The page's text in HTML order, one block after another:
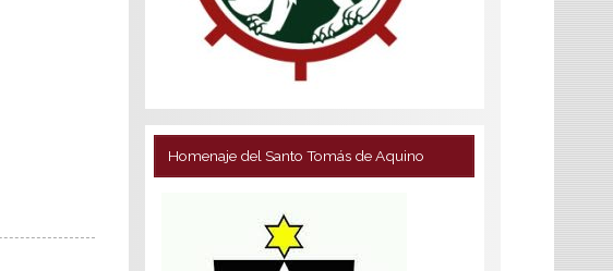
Homenaje del Santo Tomás de Aquino